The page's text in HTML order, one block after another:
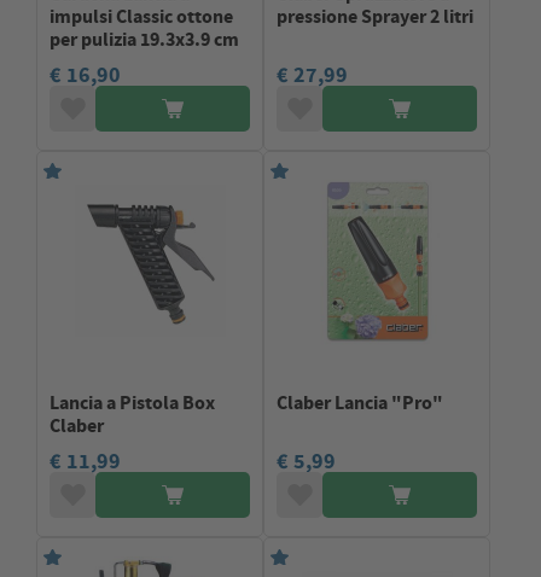
impulsi Classic ottone
per pulizia 19.3x3.9 cm
€ 16,90
pressione Sprayer 2 litri
€ 27,99
Lancia a Pistola Box
Claber
€ 11,99
Claber Lancia "Pro"
€ 5,99